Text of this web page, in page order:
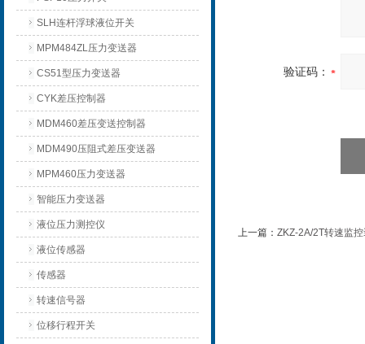
SLH连杆浮球液位开关
MPM484ZL压力变送器
CS51型压力变送器
CYK差压控制器
MDM460差压变送控制器
MDM490压阻式差压变送器
MPM460压力变送器
智能压力变送器
液位压力测控仪
液位传感器
传感器
转速信号器
位移行程开关
验证码：
上一篇： ZKZ-2A/2T转速监